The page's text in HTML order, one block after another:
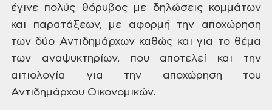
έγινε πολύς θόρυβος με δηλώσεις κομμάτων
και παρατάξεων, με αφορμή την αποχώρηση
των δύο Αντιδημάρχων καθώς και για το θέμα
των αναψυκτηρίων, που αποτελεί και την
αιτιολογία για την αποχώρηση του
Αντιδημάρχου Οικονομικών.